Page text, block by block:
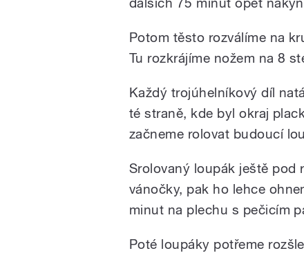
Potom těsto rozválíme na
Tu rozkrájíme nožem na 8
Každý trojúhelníkový díl
té straně, kde byl okraj
začneme rolovat budoucí
Srolovaný loupák ještě pod
vánočky, pak ho lehce
minut na plechu s pečicím
Poté loupáky potřeme